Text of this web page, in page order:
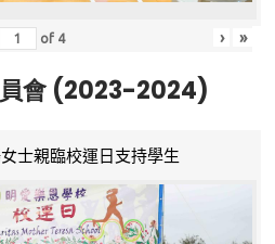
of 4 › »
會 (2023-2024)
士親臨校運日支持學生